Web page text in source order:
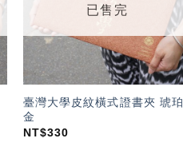
已售完
臺灣大學皮紋橫式證書夾 琥珀
金
NT$330